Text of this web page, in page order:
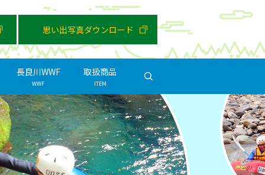
思い出写真ダウンロード
長良川WWF
WWF
取扱商品
ITEM